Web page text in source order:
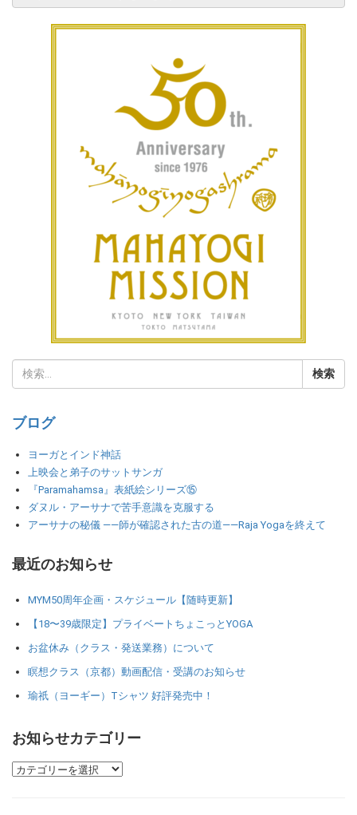
ブログ
ヨーガとインド神話
上映会と弟子のサットサンガ
『Paramahamsa』表紙絵シリーズ⑮
ダヌル・アーサナで苦手意識を克服する
アーサナの秘儀 ――師が確認された古の道――Raja Yogaを終えて
最近のお知らせ
MYM50周年企画・スケジュール【随時更新】
【18〜39歳限定】プライベートちょこっとYOGA
お盆休み（クラス・発送業務）について
瞑想クラス（京都）動画配信・受講のお知らせ
瑜祇（ヨーギー）Tシャツ 好評発売中！
お知らせカテゴリー